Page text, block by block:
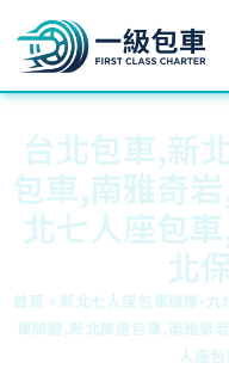
台北包車,新
包車,南雅奇
北七人座包
北
首頁 » 新北七人座包車旅遊-
車旅遊,新北旅遊包車,南雅奇
人座